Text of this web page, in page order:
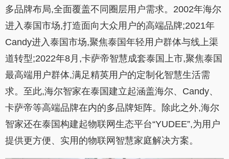
多品牌布局,全面覆盖不同圈层用户需求。2002年海尔
进入泰国市场,打造面向大众用户的高端品牌;2021年
Candy进入泰国市场,聚焦泰国年轻用户群体与线上渠
道转型;2022年8月,卡萨帝智慧成套泰国上市,聚焦泰国
最高端用户群体,满足精英用户的定制化智慧生活需
求。至此,海尔智家在泰国建立起涵盖海尔、Candy、
卡萨帝等高端品牌在内的多品牌矩阵。除此之外,海尔
智家还在泰国构建起物联网生态平台“YUDEE”,为用户
提供更方便、实用的物联网智慧家庭解决方案。